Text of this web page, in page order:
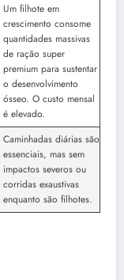
Um filhote em
crescimento consome
quantidades massivas
de ração super
premium para sustentar
o desenvolvimento
ósseo. O custo mensal
é elevado.
Caminhadas diárias são
essenciais, mas sem
impactos severos ou
corridas exaustivas
enquanto são filhotes.